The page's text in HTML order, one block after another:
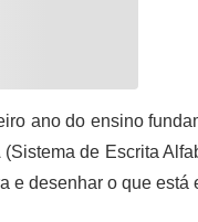
ano do ensino
de Escrita
e desenhar o que está